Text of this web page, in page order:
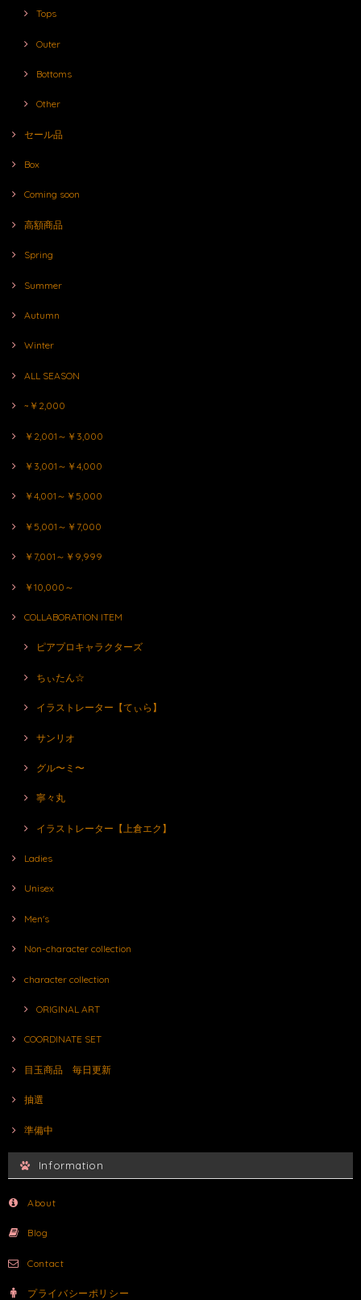
Tops
Outer
Bottoms
Other
セール品
Box
Coming soon
高額商品
Spring
Summer
Autumn
Winter
ALL SEASON
~￥2,000
￥2,001～￥3,000
￥3,001～￥4,000
￥4,001～￥5,000
￥5,001～￥7,000
￥7,001～￥9,999
￥10,000～
COLLABORATION ITEM
ピアプロキャラクターズ
ちぃたん☆
イラストレーター【てぃら】
サンリオ
グル〜ミ〜
寧々丸
イラストレーター【上倉エク】
Ladies
Unisex
Men's
Non-character collection
character collection
ORIGINAL ART
COORDINATE SET
目玉商品 毎日更新
抽選
準備中
Information
About
Blog
Contact
プライバシーポリシー